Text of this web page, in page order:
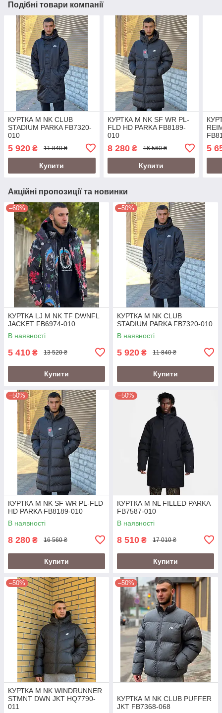
Подібні товари компанії
КУРТКА M NK CLUB
STADIUM PARKA FB7320-
010
5 920 ₴ 11 840 ₴
Купити
КУРТКА M NK SF WR PL-
FLD HD PARKA FB8189-
010
8 280₴ 16 560 ₴
Купити
5
Акційні пропозиції та новинки
–60%
КУРТКА LJ M NK TF DWNFL
JACKET FB6974-010
В наявності
5 410 ₴ 13 520 ₴
Купити
–50%
КУРТКА M NK CLUB
STADIUM PARKA FB7320-010
В наявності
5 920 ₴ 11 840 ₴
Купити
–50%
КУРТКА M NK SF WR PL-FLD
HD PARKA FB8189-010
В наявності
8 280 ₴ 16 560 ₴
Купити
–50%
КУРТКА M NL FILLED PARKA
FB7587-010
В наявності
8 510 ₴ 17 010 ₴
Купити
–50%
КУРТКА M NK WINDRUNNER
STMNT DWN JKT HQ7790-
011
–50%
КУРТКА M NK CLUB PUFFER
JKT FB7368-068